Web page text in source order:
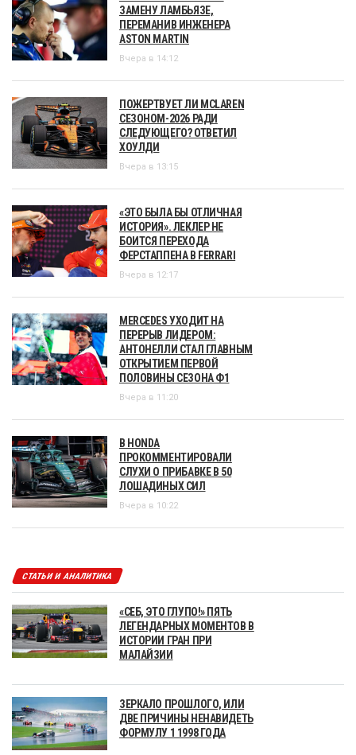
ЗАМЕНУ ЛАМБЬЯЗЕ,
ПЕРЕМАНИВ ИНЖЕНЕРА
ASTON MARTIN
Вчера в 14:12
ПОЖЕРТВУЕТ ЛИ MCLAREN
СЕЗОНОМ-2026 РАДИ
СЛЕДУЮЩЕГО? ОТВЕТИЛ
ХОУЛДИ
Вчера в 13:15
«ЭТО БЫЛА БЫ ОТЛИЧНАЯ
ИСТОРИЯ». ЛЕКЛЕР НЕ
БОИТСЯ ПЕРЕХОДА
ФЕРСТАППЕНА В FERRARI
Вчера в 12:17
MERCEDES УХОДИТ НА
ПЕРЕРЫВ ЛИДЕРОМ:
АНТОНЕЛЛИ СТАЛ ГЛАВНЫМ
ОТКРЫТИЕМ ПЕРВОЙ
ПОЛОВИНЫ СЕЗОНА Ф1
Вчера в 11:20
В HONDA
ПРОКОММЕНТИРОВАЛИ
СЛУХИ О ПРИБАВКЕ В 50
ЛОШАДИНЫХ СИЛ
Вчера в 10:22
СТАТЬИ И АНАЛИТИКА
«СЕБ, ЭТО ГЛУПО!» ПЯТЬ
ЛЕГЕНДАРНЫХ МОМЕНТОВ В
ИСТОРИИ ГРАН ПРИ
МАЛАЙЗИИ
ЗЕРКАЛО ПРОШЛОГО, ИЛИ
ДВЕ ПРИЧИНЫ НЕНАВИДЕТЬ
ФОРМУЛУ 1 1998 ГОДА